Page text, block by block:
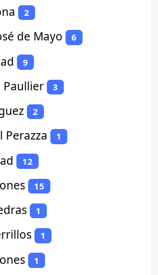
2
de Mayo 6
9
Paullier 3
2
Perazza 1
12
15
1
1
1